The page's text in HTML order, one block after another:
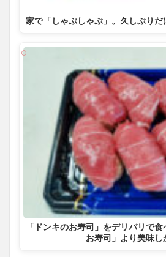
家で「しゃぶしゃぶ」。久しぶりだ
「ドンキのお寿司」をデリバリで
お寿司」より美味し